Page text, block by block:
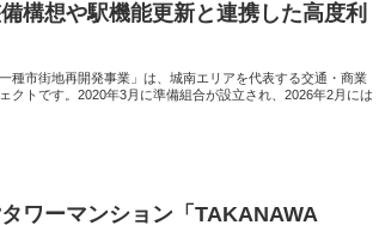
構想や駅機能更新と連携した高度利
種市街地再開発事業」は、城南エリアを代表する交通・商業
クトです。2020年3月に準備組合が設立され、2026年2月には
ワーマンション「TAKANAWA